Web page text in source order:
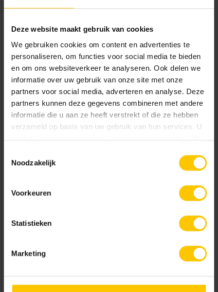
Deze website maakt gebruik van cookies
We gebruiken cookies om content en advertenties te
personaliseren, om functies voor social media te bieden
en om ons websiteverkeer te analyseren. Ook delen we
informatie over uw gebruik van onze site met onze
partners voor social media, adverteren en analyse. Deze
partners kunnen deze gegevens combineren met andere
informatie die u aan ze heeft verstrekt of die ze hebben
verzameld op basis van uw gebruik van hun services. U
gaat akkoord met onze cookies als u onze website blijft
Noodzakelijk
Voorkeuren
Statistieken
Marketing
Dover White Earth Brown/Grey
Shaded Brown/Black Shaded Brownie/Dark
Shaded Charcoal/Green
Bouwassortiment
Bekijk
Projectvoorbeelden bouw
Infoboekje GeoStylistix